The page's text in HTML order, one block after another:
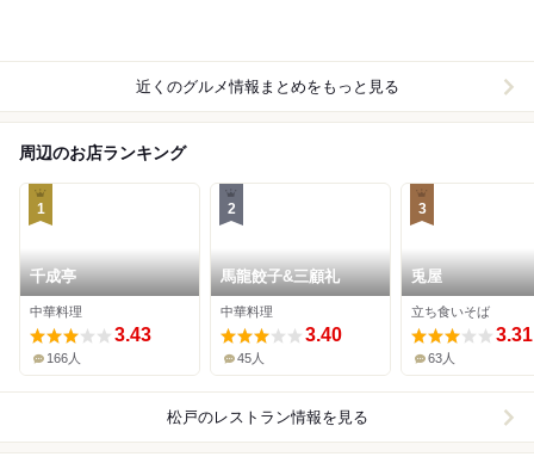
近くのグルメ情報まとめをもっと見る
周辺のお店ランキング
1
千成亭
中華料理
3.43
166人
2
馬龍餃子&三顧礼
中華料理
3.40
45人
3
兎屋
立ち食いそば
3.31
63人
松戸のレストラン情報を見る